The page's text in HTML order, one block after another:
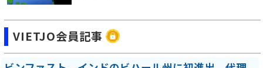
VIETJO会員記事